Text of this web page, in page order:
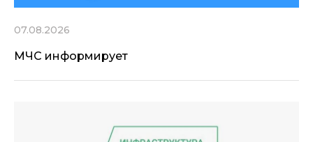
07.08.2026
МЧС информирует